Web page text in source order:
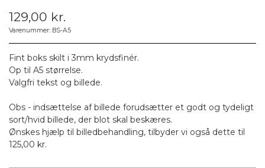
129,00 kr.
Varenummer: BS-A5
Fint boks skilt i 3mm krydsfinér.
Op til A5 størrelse.
Valgfri tekst og billede.
Obs - indsættelse af billede forudsætter et godt og tydeligt
sort/hvid billede, der blot skal beskæres.
Ønskes hjælp til billedbehandling, tilbyder vi også dette til
125,00 kr.